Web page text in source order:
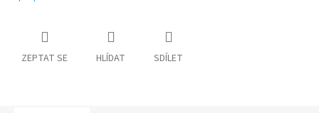
ZEPTAT SE HLÍDAT SDÍLET